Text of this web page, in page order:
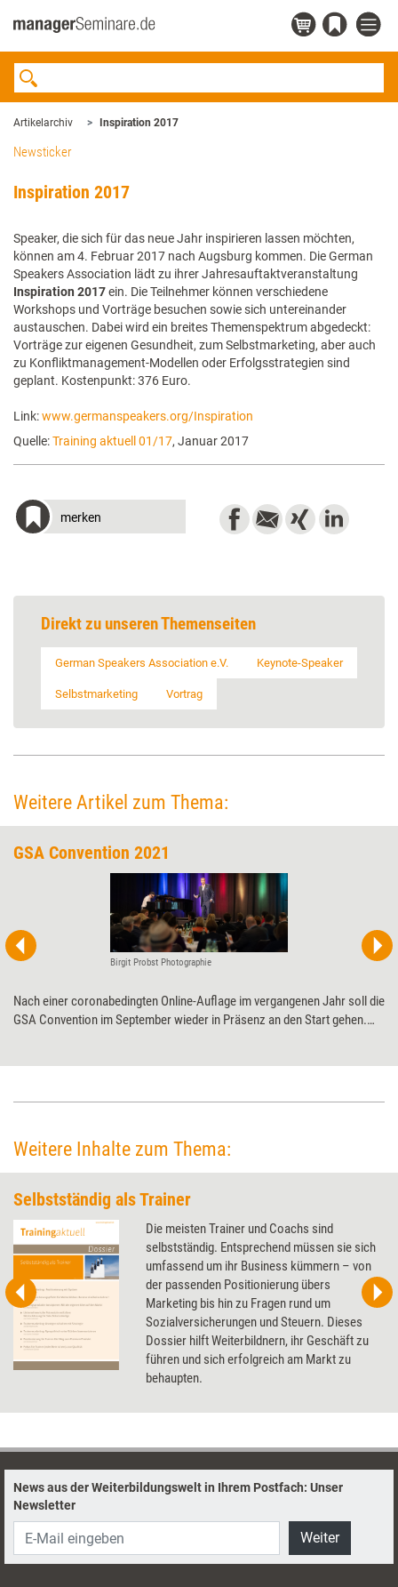
Artikelarchiv Inspiration 2017
Newsticker
Inspiration 2017
Speaker, die sich für das neue Jahr inspirieren lassen möchten,
können am 4. Februar 2017 nach Augsburg kommen. Die German
Speakers Association lädt zu ihrer Jahresauftaktveranstaltung
Inspiration 2017ein. Die Teilnehmer können verschiedene
Workshops und Vorträge besuchen sowie sich untereinander
austauschen. Dabei wird ein breites Themenspektrum abgedeckt:
Vorträge zur eigenen Gesundheit, zum Selbstmarketing, aber auch
zu Konfliktmanagement-Modellen oder Erfolgsstrategien sind
geplant. Kostenpunkt: 376 Euro.
Link:www.germanspeakers.org/Inspiration
Quelle:Training aktuell 01/17, Januar 2017
merken
Direkt zu unseren Themenseiten
German Speakers Association e.V. Keynote-Speaker
Selbstmarketing Vortrag
Weitere Artikel zum Thema:
GSA Convention 2021
Birgit Probst Photographie
Nach einer coronabedingten Online-Auflage im vergangenen Jahr soll die
GSA Convention im September wieder in Präsenz an den Start gehen.
Weitere Inhalte zum Thema:
Selbstständig als Trainer
Die meisten Trainer und Coachs sind
selbstständig. Entsprechend müssen sie sich
umfassend um ihr Business kümmern – von
der passenden Positionierung übers
Marketing bis hin zu Fragen rund um
Sozialversicherungen und Steuern. Dieses
Dossier hilft Weiterbildnern, ihr Geschäft zu
führen und sich erfolgreich am Markt zu
behaupten.
News aus der Weiterbildungswelt in Ihrem Postfach: Unser
Newsletter
Weiter